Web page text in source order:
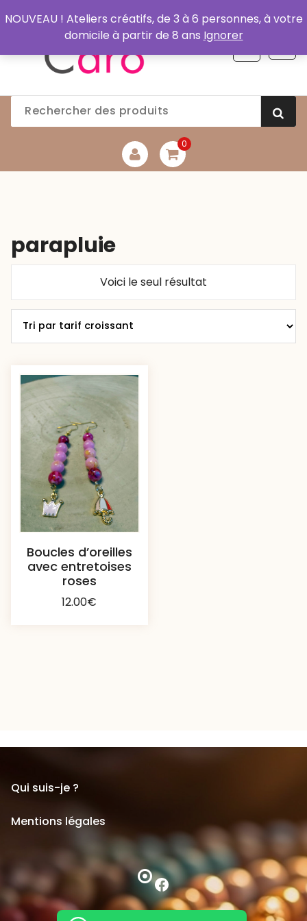
au
0
parapluie
Voici le seul résultat
Boucles d’oreilles
avec entretoises
roses
12.00€
Qui suis-je ?
Mentions légales
Facebook
NOUVEAU ! Ateliers créatifs, de 3 à 6 personnes, à votre
domicile à partir de 8 ans Ignorer